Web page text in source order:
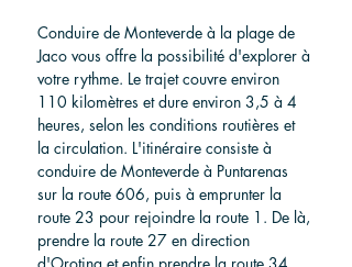
Conduire de Monteverde à la plage de
Jaco vous offre la possibilité d'explorer à
votre rythme. Le trajet couvre environ
110 kilomètres et dure environ 3,5 à 4
heures, selon les conditions routières et
la circulation. L'itinéraire consiste à
conduire de Monteverde à Puntarenas
sur la route 606, puis à emprunter la
route 23 pour rejoindre la route 1. De là,
prendre la route 27 en direction